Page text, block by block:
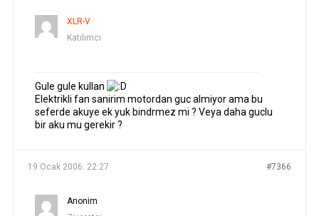
XLR-V
Katılımcı
Gule gule kullan
Elektrikli fan sanirim motordan guc almiyor ama bu
seferde akuye ek yuk bindrmez mi ? Veya daha guclu
bir aku mu gerekir ?
19 Ocak 2006: 22:27 #7366
Anonim